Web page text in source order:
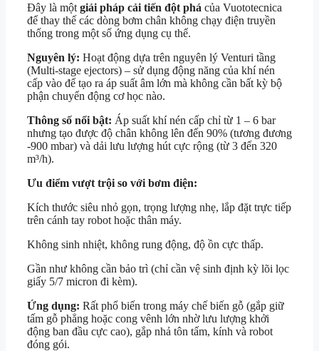
Đây là một giải pháp cải tiến đột phá của Vuototecnica
để thay thế các dòng bơm chân không chạy điện truyền
thống trong một số ứng dụng cụ thể.
Nguyên lý: Hoạt động dựa trên nguyên lý Venturi tầng
(Multi-stage ejectors) – sử dụng động năng của khí nén
cấp vào để tạo ra áp suất âm lớn mà không cần bất kỳ bộ
phận chuyển động cơ học nào.
Thông số nổi bật: Áp suất khí nén cấp chỉ từ 1 – 6 bar
nhưng tạo được độ chân không lên đến 90% (tương đương
-900 mbar) và dải lưu lượng hút cực rộng (từ 3 đến 320
m³/h).
Ưu điểm vượt trội so với bơm điện:
Kích thước siêu nhỏ gọn, trọng lượng nhẹ, lắp đặt trực tiếp
trên cánh tay robot hoặc thân máy.
Không sinh nhiệt, không rung động, độ ồn cực thấp.
Gần như không cần bảo trì (chỉ cần vệ sinh định kỳ lõi lọc
giấy 5/7 micron đi kèm).
Ứng dụng: Rất phổ biến trong máy chế biến gỗ (gắp giữ
tấm gỗ phẳng hoặc cong vênh lớn nhờ lưu lượng khởi
động ban đầu cực cao), gắp nhả tôn tấm, kính và robot
đóng gói.